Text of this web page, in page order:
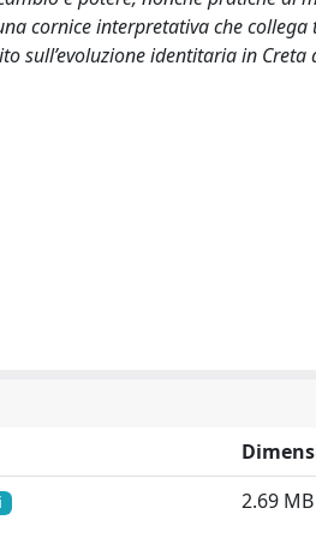
cornice interpretativa che
identitaria in Creta
2.69 MB